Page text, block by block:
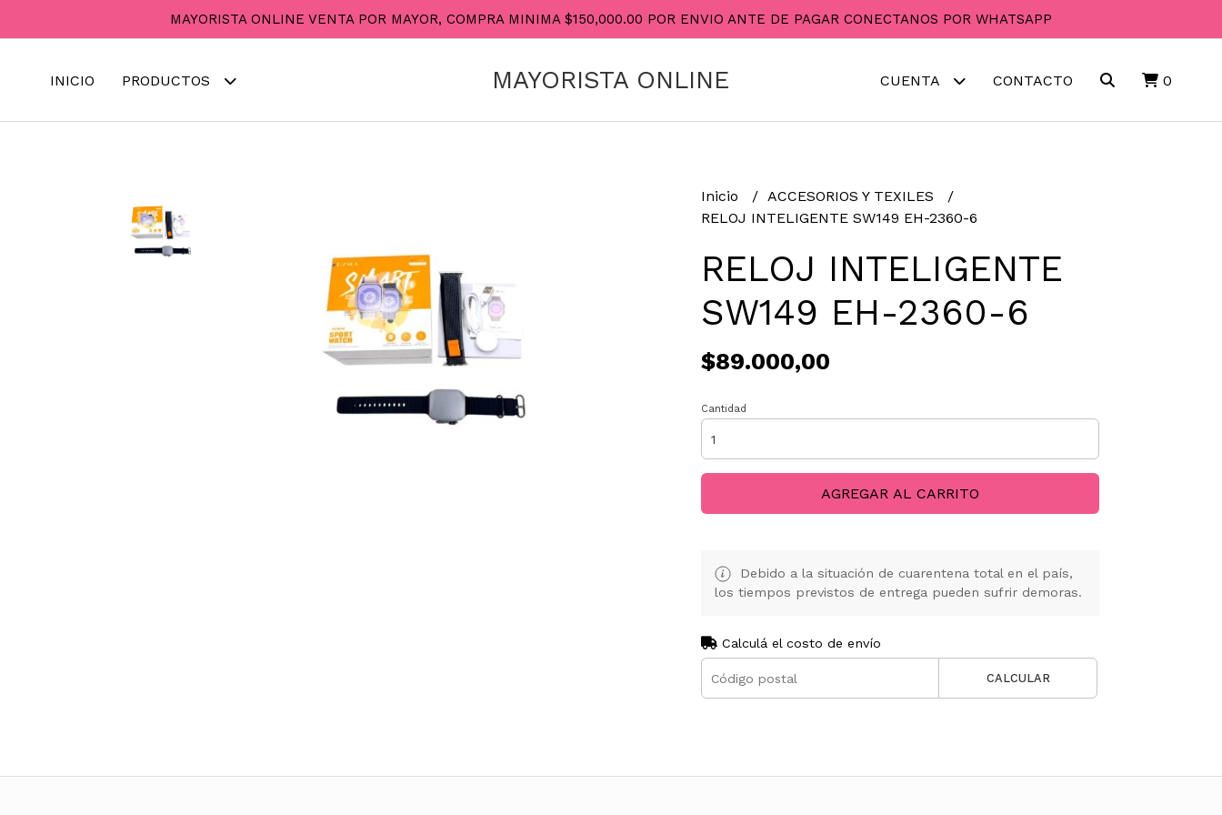
MAYORISTA ONLINE VENTA POR MAYOR, COMPRA MINIMA $150,000.00 POR ENVIO ANTE DE PAGAR CONECTANOS POR WHATSAPP
INICIO PRODUCTOS MAYORISTA ONLINE CUENTA CONTACTO 0
Inicio
ACCESORIOS Y TEXILES
RELOJ INTELIGENTE SW149 EH-2360-6
RELOJ INTELIGENTE
SW149 EH-2360-6
$89.000,00
Cantidad
AGREGAR AL CARRITO
Debido a la situación de cuarentena total en el país,
los tiempos previstos de entrega pueden sufrir demoras.
Calculá el costo de envío
CALCULAR